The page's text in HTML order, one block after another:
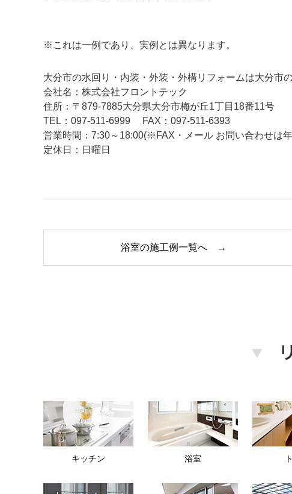
※これは一例であり、実例とは異なります。
大分市の水回り・内装・外装・外構リフォームは大分市
会社名：株式会社フロントテック
住所：〒879-7885大分県大分市梅が丘1丁目18番11号
TEL：097-511-6999
FAX：097-511-6393
営業時間：7:30～18:00(※FAX・メール お問い合わせは
定休日：日曜日
浴室の施工例一覧へ →
キッチン 浴室